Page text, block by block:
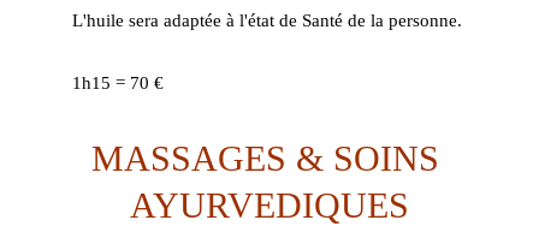
L'huile sera adaptée à l'état de Santé de la personne.
1h15 = 70 €
MASSAGES & SOINS
AYURVEDIQUES